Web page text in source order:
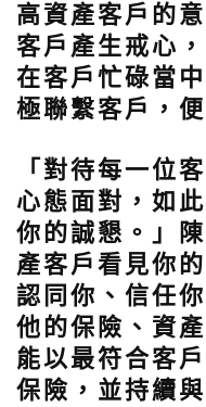
高資產客戶的
客戶產生戒心
在客戶忙碌當
極聯繫客戶，
「對待每一位
心態面對，如
你的誠懇。」
產客戶看見你
認同你、信任
他的保險、資
能以最符合客
保險，並持續